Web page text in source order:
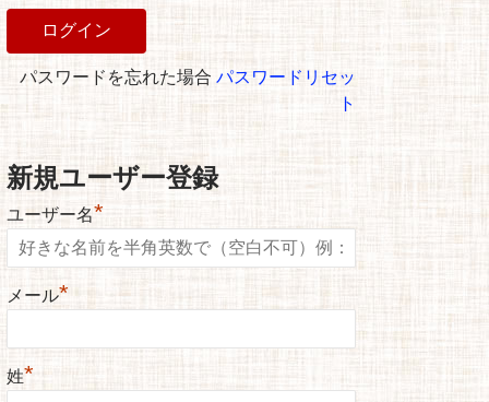
パスワードを忘れた場合パスワードリセッ
ト
新規ユーザー登録
ユーザー名*
メール*
姓*